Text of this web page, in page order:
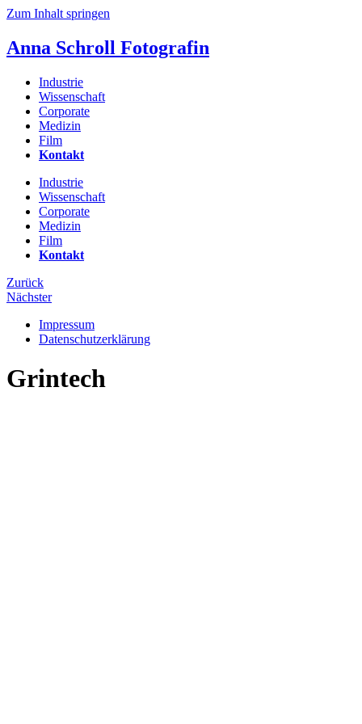
Zum Inhalt springen
Anna Schroll Fotografin
Industrie
Wissenschaft
Corporate
Medizin
Film
Kontakt
Industrie
Wissenschaft
Corporate
Medizin
Film
Kontakt
Zurück
Nächster
Impressum
Datenschutzerklärung
Grintech